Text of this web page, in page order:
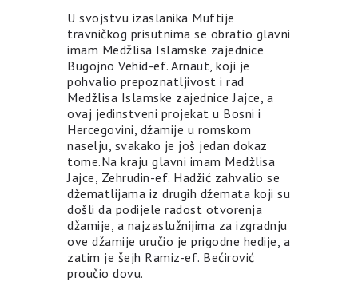
U svojstvu izaslanika Muftije
travničkog prisutnima se obratio glavni
imam Medžlisa Islamske zajednice
Bugojno Vehid-ef. Arnaut, koji je
pohvalio prepoznatljivost i rad
Medžlisa Islamske zajednice Jajce, a
ovaj jedinstveni projekat u Bosni i
Hercegovini, džamije u romskom
naselju, svakako je još jedan dokaz
tome.Na kraju glavni imam Medžlisa
Jajce, Zehrudin-ef. Hadžić zahvalio se
džematlijama iz drugih džemata koji su
došli da podijele radost otvorenja
džamije, a najzaslužnijima za izgradnju
ove džamije uručio je prigodne hedije, a
zatim je šejh Ramiz-ef. Bećirović
proučio dovu.